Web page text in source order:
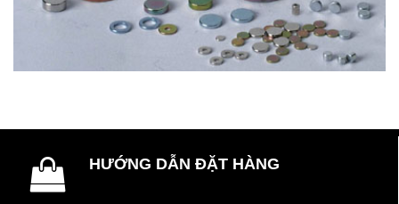
HƯỚNG DẪN ĐẶT HÀNG